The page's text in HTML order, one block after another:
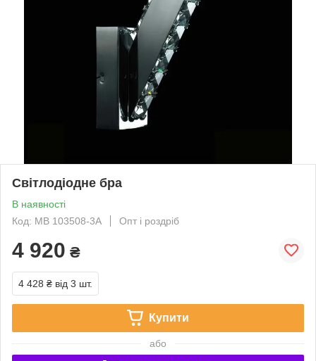
Світлодіодне бра
В наявності
Код: MB 103508-3A
Опт і роздріб
4 920 ₴
4 428 ₴ від 3 шт.
Купити
або